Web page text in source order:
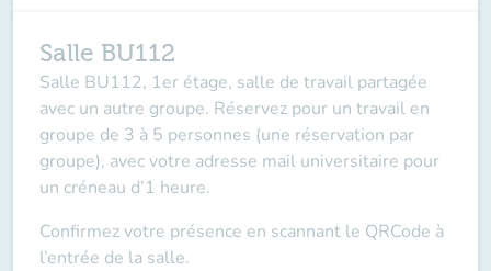
Salle BU112
Salle BU112, 1er étage, salle de travail partagée
avec un autre groupe. Réservez pour un travail en
groupe de 3 à 5 personnes (une réservation par
groupe), avec votre adresse mail universitaire pour
un créneau d’1 heure.
Confirmez votre présence en scannant le QRCode à
l’entrée de la salle.